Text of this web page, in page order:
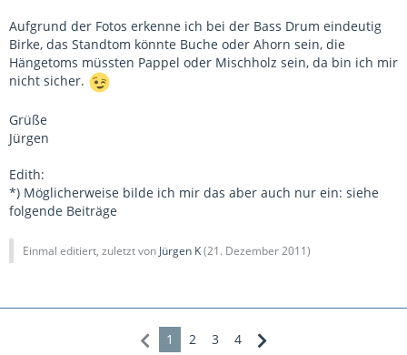
Aufgrund der Fotos erkenne ich bei der Bass Drum eindeutig
Birke, das Standtom könnte Buche oder Ahorn sein, die
Hängetoms müssten Pappel oder Mischholz sein, da bin ich mir
nicht sicher.
Grüße
Jürgen
Edith:
*) Möglicherweise bilde ich mir das aber auch nur ein: siehe
folgende Beiträge
Einmal editiert, zuletzt vonJürgen K(21. Dezember 2011)
1 2 3 4